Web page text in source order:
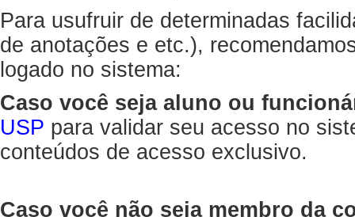
Para usufruir de determinadas
de anotações e etc.),
logado no sistema:
Caso você seja aluno ou
USP para validar seu acesso no
conteúdos de acesso exclusivo.
Caso você não seja membro da